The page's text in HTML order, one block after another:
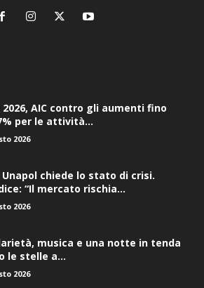
2026, AIC contro gli aumenti fino
per le attività...
2026
Unapol chiede lo stato di crisi.
“Il mercato rischia...
2026
musica e una notte in tenda
le stelle a...
2026